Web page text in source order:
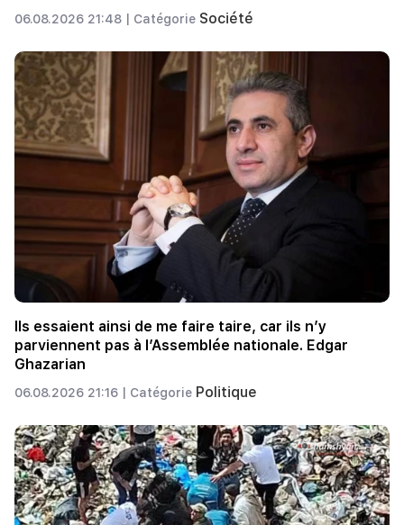
06.08.2026 21:48 | Catégorie Société
Ils essaient ainsi de me faire taire, car ils n’y
parviennent pas à l’Assemblée nationale. Edgar
Ghazarian
06.08.2026 21:16 | Catégorie Politique